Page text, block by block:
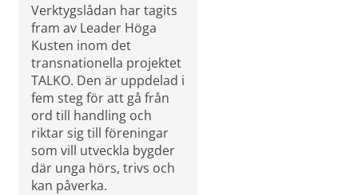
Verktygslådan har tagits
fram av Leader Höga
Kusten inom det
transnationella projektet
TALKO. Den är uppdelad i
fem steg för att gå från
ord till handling och
riktar sig till föreningar
som vill utveckla bygder
där unga hörs, trivs och
kan påverka.